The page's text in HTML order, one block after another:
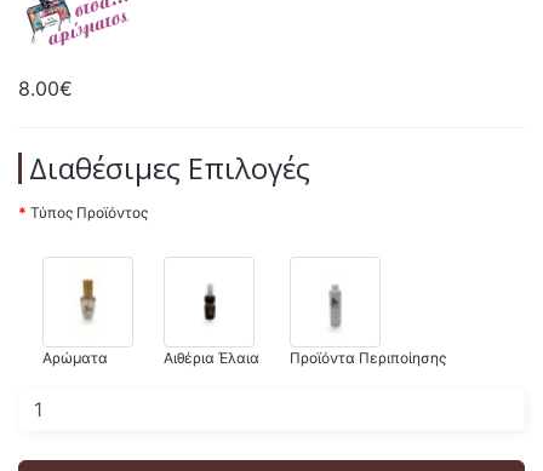
8.00€
Διαθέσιμες Επιλογές
Τύπος Προϊόντος
Αρώματα Αιθέρια Έλαια Προϊόντα Περιποίησης